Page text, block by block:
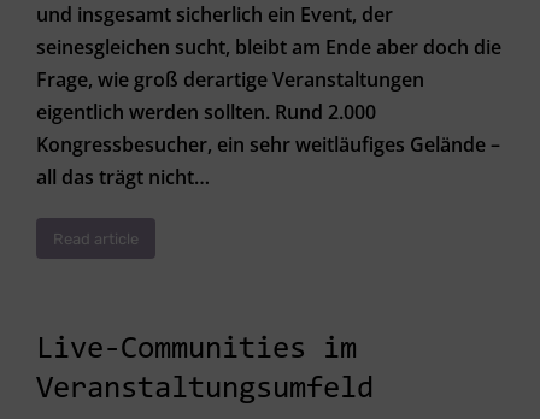
und insgesamt sicherlich ein Event, der
seinesgleichen sucht, bleibt am Ende aber doch die
Frage, wie groß derartige Veranstaltungen
eigentlich werden sollten. Rund 2.000
Kongressbesucher, ein sehr weitläufiges Gelände –
all das trägt nicht…
Read article
Live-Communities im
Veranstaltungsumfeld